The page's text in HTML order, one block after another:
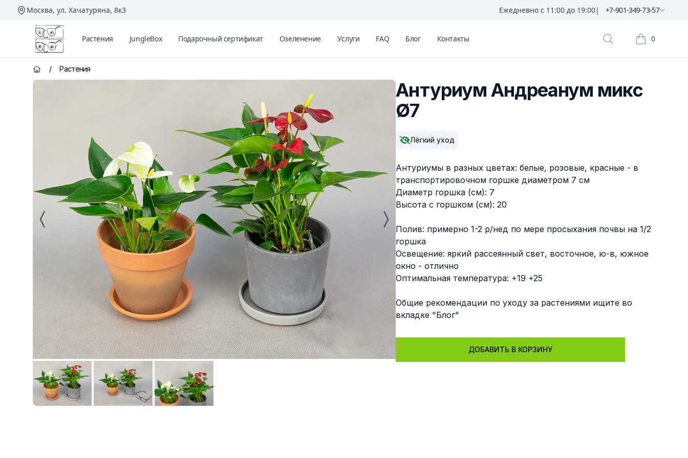
Москва, ул. Хачатуряна, 8к3 Ежедневно с 11:00 до 19:00| +7-901-349-73-57
Два Ботаника
Растения JungleBox Подарочный сертификат Озеленение Услуги FAQ Блог Контакты Поиск растений
0
Корзина
Главная страница
/ Растения
Антуриум Андреанум микс
Ø7
Описание
Лёгкий уход
Антуриумы в разных цветах: белые, розовые, красные - в
транспортировочном горшке диаметром 7 см
Диаметр горшка (см): 7
Высота с горшком (см): 20
Полив: примерно 1-2 р/нед по мере просыхания почвы на 1/2
горшка
Освещение: яркий рассеянный свет, восточное, ю-в, южное
окно - отлично
Оптимальная температура: +19 +25
Общие рекомендации по уходу за растениями ищите во
вкладке "Блог"
ДОБАВИТЬ В КОРЗИНУ